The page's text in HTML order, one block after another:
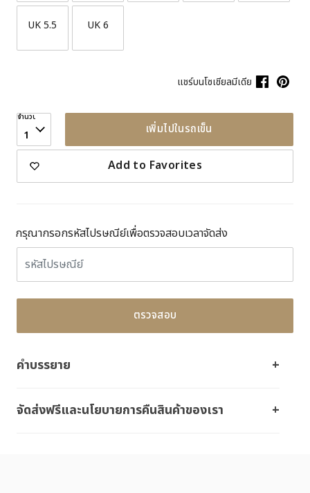
UK 5.5 UK 6
แชร์บนโซเชียลมีเดีย
จำนวน
1 เพิ่มไปในรถเข็น
Add to Favorites
กรุณากรอกรหัสไปรษณีย์เพื่อตรวจสอบเวลาจัดส่ง
ตรวจสอบ
คำบรรยาย
จัดส่งฟรีและนโยบายการคืนสินค้าของเรา